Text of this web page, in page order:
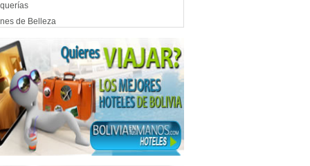
de Belleza
de cabello
de Barba
antienvejecimiento
celular
Integral